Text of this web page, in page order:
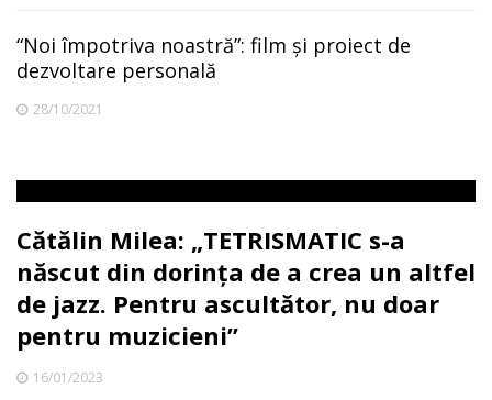
“Noi împotriva noastră”: film și proiect de
dezvoltare personală
28/10/2021
Cătălin Milea: „TETRISMATIC s-a
născut din dorința de a crea un altfel
de jazz. Pentru ascultător, nu doar
pentru muzicieni”
16/01/2023